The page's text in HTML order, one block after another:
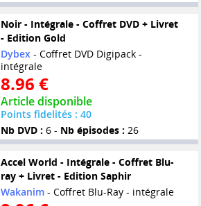
Noir - Intégrale - Coffret DVD + Livret
- Edition Gold
Dybex- Coffret DVD Digipack -
intégrale
8.96 €
Article disponible
Points fidelités : 40
Nb DVD : 6 - Nb épisodes : 26
Accel World - Intégrale - Coffret Blu-
ray + Livret - Edition Saphir
Wakanim- Coffret Blu-Ray - intégrale